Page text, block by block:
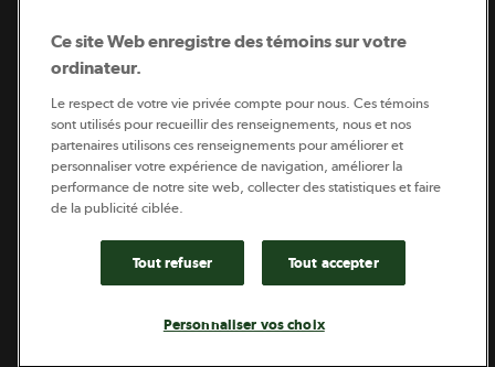
Coopérateur est publié par Sollio Groupe Coopératif.
Il est l’outil d’information de la coopération agricole
québécoise.
Ce site Web enregistre des témoins sur votre
ordinateur.
Le respect de votre vie privée compte pour nous. Ces témoins
sont utilisés pour recueillir des renseignements, nous et nos
partenaires utilisons ces renseignements pour améliorer et
personnaliser votre expérience de navigation, améliorer la
performance de notre site web, collecter des statistiques et faire
de la publicité ciblée.
Tout refuser Tout accepter
Personnaliser vos choix